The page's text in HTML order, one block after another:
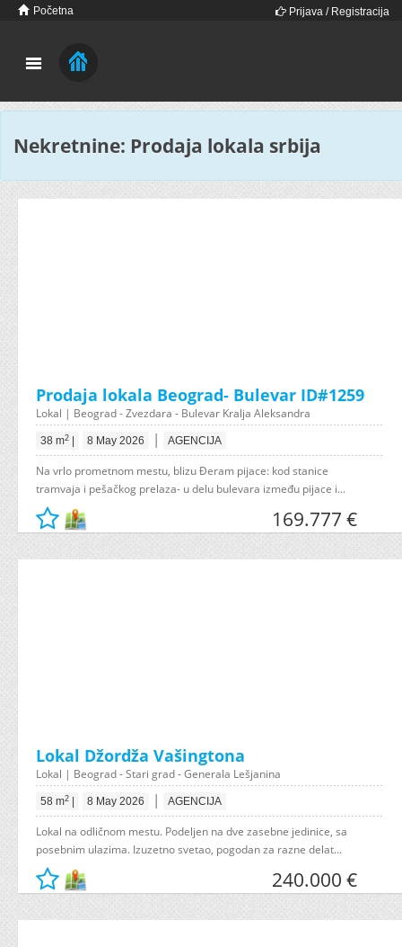
Početna Prijava / Registracija
Nekretnine: Prodaja lokala srbija
Prodaja lokala Beograd- Bulevar ID#1259
Lokal | Beograd - Zvezdara - Bulevar Kralja Aleksandra
38 m2 8 May 2026 | AGENCIJA
Na vrlo prometnom mestu, blizu Đeram pijace: kod stanice
tramvaja i pešačkog prelaza- u delu bulevara između pijace i...
169.777 €
Lokal Džordža Vašingtona
Lokal | Beograd - Stari grad - Generala Lešjanina
58 m2 8 May 2026 | AGENCIJA
Lokal na odličnom mestu. Podeljen na dve zasebne jedinice, sa
posebnim ulazima. Izuzetno svetao, pogodan za razne delat...
240.000 €